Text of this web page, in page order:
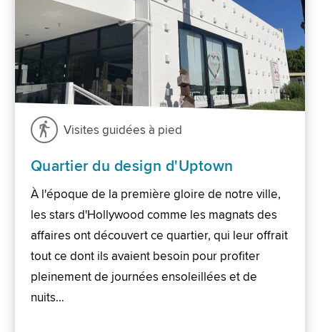
Visites guidées à pied
Quartier du design d'Uptown
À l'époque de la première gloire de notre ville,
les stars d'Hollywood comme les magnats des
affaires ont découvert ce quartier, qui leur offrait
tout ce dont ils avaient besoin pour profiter
pleinement de journées ensoleillées et de
nuits…